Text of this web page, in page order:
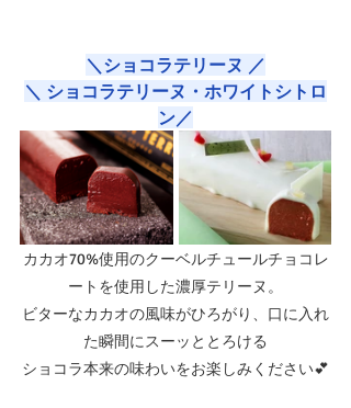
＼ショコラテリーヌ ／
＼ ショコラテリーヌ・ホワイトシトロ
ン／
カカオ70%使用のクーベルチュールチョコレ
ートを使用した濃厚テリーヌ。
ビターなカカオの風味がひろがり、口に入れ
た瞬間にスーッととろける
ショコラ本来の味わいをお楽しみください💕